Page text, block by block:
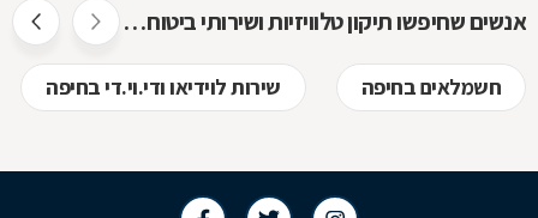
אנשים שחיפשו תיקון טלוויזיות ושירותי ביטוח חיפשו גם
חשמלאים בחיפה שירות לוידיאו ודי.וי.די בחיפה